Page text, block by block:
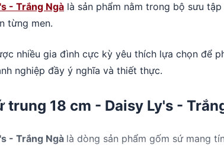
- Trắng Ngà là sản phẩm nằm trong bộ sưu tập
từng men.
nhiều gia đình cực kỳ yêu thích lựa chọn để
nghiệp đầy ý nghĩa và thiết thực.
trung 18 cm - Daisy Ly's -
- Trắng Ngà là dòng sản phẩm gốm sứ mang